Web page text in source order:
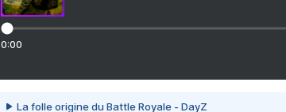
0:00
La folle origine du Battle Royale - DayZ